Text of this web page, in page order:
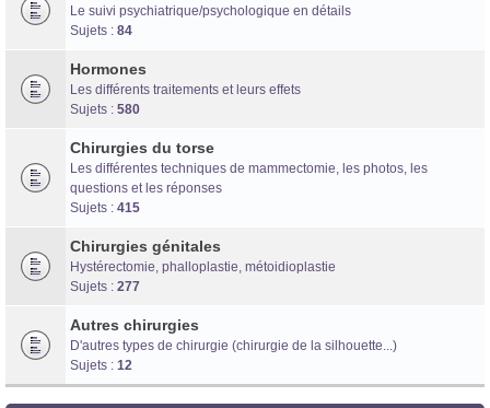
Le suivi psychiatrique/psychologique en détails
Sujets : 84
Hormones
Les différents traitements et leurs effets
Sujets : 580
Chirurgies du torse
Les différentes techniques de mammectomie, les photos, les
questions et les réponses
Sujets : 415
Chirurgies génitales
Hystérectomie, phalloplastie, métoidioplastie
Sujets : 277
Autres chirurgies
D'autres types de chirurgie (chirurgie de la silhouette...)
Sujets : 12